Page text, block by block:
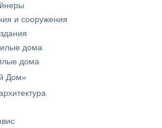
и сооружения
дома
дома
Дом»